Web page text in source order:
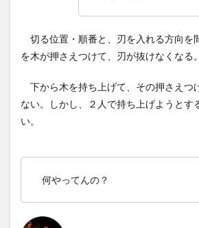
切る位置・順番と、刃を入れる方向を
を木が押さえつけて、刃が抜けなくなる。
下から木を持ち上げて、その押さえつ
ない。しかし、２人で持ち上げようとす
い。
何やってんの？